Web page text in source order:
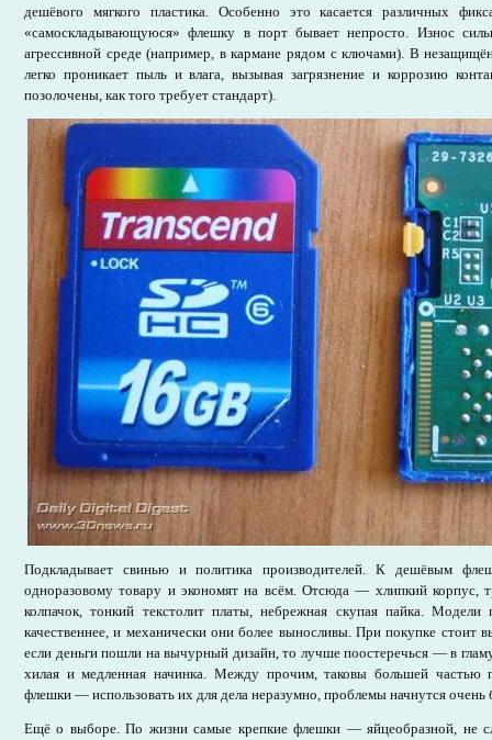
дешёвого мягкого пластика. Особенно это касается различных
«самоскладывающуюся» флешку в порт бывает непросто. Износ
агрессивной среде (например, в кармане рядом с ключами). В
легко проникает пыль и влага, вызывая загрязнение и коррозию
позолочены, как того требует стандарт).
Подкладывает свинью и политика производителей. К дешёвым
одноразовому товару и экономят на всём. Отсюда — хлипкий корпус,
колпачок, тонкий текстолит платы, небрежная скупая пайка.
качественнее, и механически они более выносливы. При покупке стоит
если деньги пошли на вычурный дизайн, то лучше поостеречься — в
хилая и медленная начинка. Между прочим, таковы большей частью
флешки — использовать их для дела неразумно, проблемы начнутся очень
Ещё о выборе. По жизни самые крепкие флешки — яйцеобразной, не